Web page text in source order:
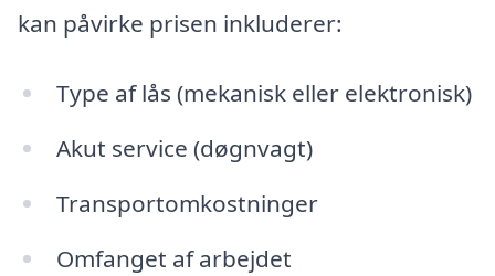
kan påvirke prisen inkluderer:
Type af lås (mekanisk eller elektronisk)
Akut service (døgnvagt)
Transportomkostninger
Omfanget af arbejdet